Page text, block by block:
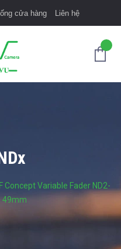
cửa hàng Liên hệ
Concept Variable Fader ND2-
49mm